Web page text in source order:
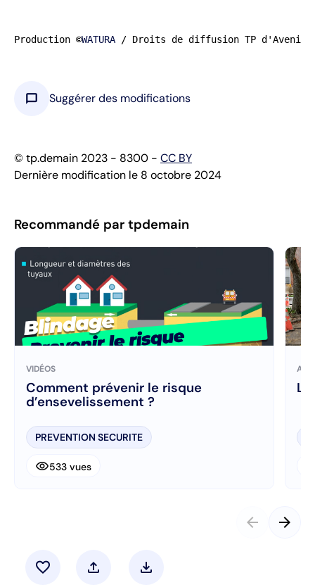
Production ©WATURA / Droits de diffusion TP d'Avenir
chat_bubble Suggérer des modifications
© tp.demain 2023 - 8300 - CC BY
Dernière modification le 8 octobre 2024
Recommandé par tpdemain
VIDÉOS
Comment prévenir le risque
d’ensevelissement ?
PREVENTION SECURITE
visibility533 vues
arrow_back arrow_forward
favorite upload download